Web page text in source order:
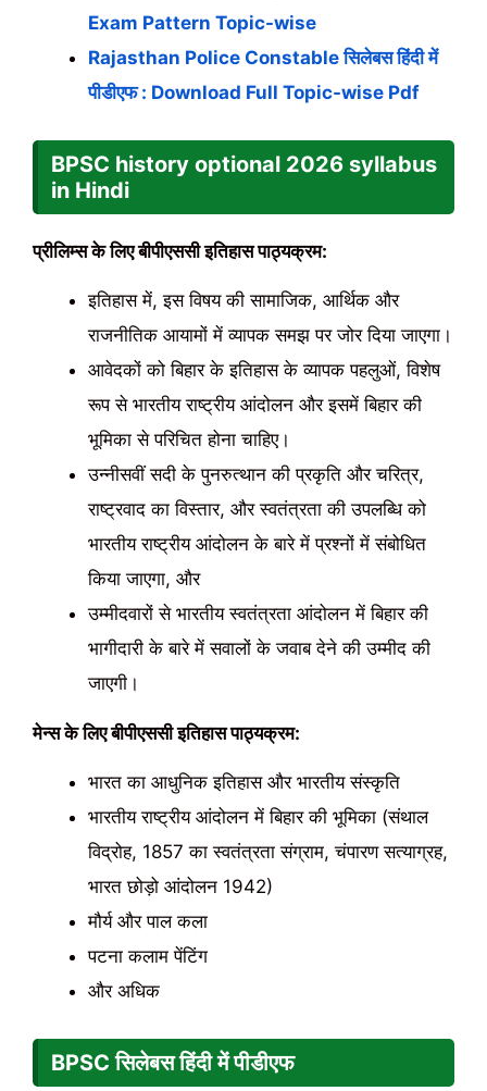
Exam Pattern Topic-wise
Rajasthan Police Constable सिलेबस हिंदी में
पीडीएफ : Download Full Topic-wise Pdf
BPSC history optional 2026 syllabus
in Hindi
प्रीलिम्स के लिए बीपीएससी इतिहास पाठ्यक्रम:
इतिहास में, इस विषय की सामाजिक, आर्थिक और
राजनीतिक आयामों में व्यापक समझ पर जोर दिया जाएगा।
आवेदकों को बिहार के इतिहास के व्यापक पहलुओं, विशेष
रूप से भारतीय राष्ट्रीय आंदोलन और इसमें बिहार की
भूमिका से परिचित होना चाहिए।
उन्नीसवीं सदी के पुनरुत्थान की प्रकृति और चरित्र,
राष्ट्रवाद का विस्तार, और स्वतंत्रता की उपलब्धि को
भारतीय राष्ट्रीय आंदोलन के बारे में प्रश्नों में संबोधित
किया जाएगा, और
उम्मीदवारों से भारतीय स्वतंत्रता आंदोलन में बिहार की
भागीदारी के बारे में सवालों के जवाब देने की उम्मीद की
जाएगी।
मेन्स के लिए बीपीएससी इतिहास पाठ्यक्रम:
भारत का आधुनिक इतिहास और भारतीय संस्कृति
भारतीय राष्ट्रीय आंदोलन में बिहार की भूमिका (संथाल
विद्रोह, 1857 का स्वतंत्रता संग्राम, चंपारण सत्याग्रह,
भारत छोड़ो आंदोलन 1942)
मौर्य और पाल कला
पटना कलाम पेंटिंग
और अधिक
BPSC सिलेबस हिंदी में पीडीएफ